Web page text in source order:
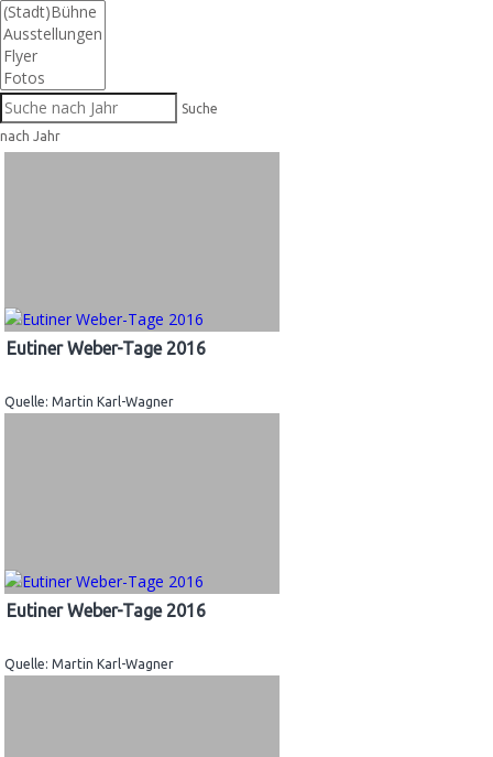
Suche
nach Jahr
Eutiner Weber-Tage 2016
Quelle: Martin Karl-Wagner
Eutiner Weber-Tage 2016
Quelle: Martin Karl-Wagner